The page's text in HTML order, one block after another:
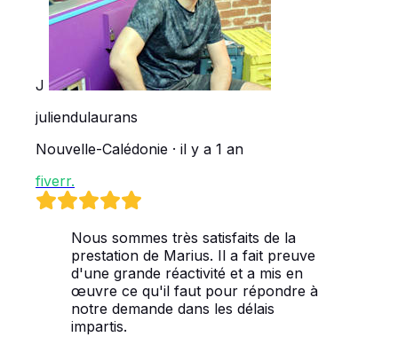
J
juliendulaurans
Nouvelle-Calédonie · il y a 1 an
fiverr.
Nous sommes très satisfaits de la
prestation de Marius. Il a fait preuve
d'une grande réactivité et a mis en
œuvre ce qu'il faut pour répondre à
notre demande dans les délais
impartis.